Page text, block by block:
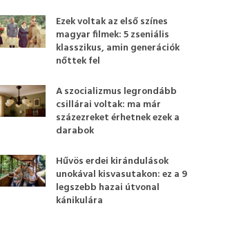
Ezek voltak az első színes
magyar filmek: 5 zseniális
klasszikus, amin generációk
nőttek fel
A szocializmus legrondább
csillárai voltak: ma már
százezreket érhetnek ezek a
darabok
Hűvös erdei kirándulások
unokával kisvasutakon: ez a 9
legszebb hazai útvonal
kánikulára